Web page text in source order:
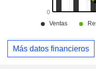
Más datos financieros